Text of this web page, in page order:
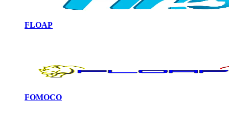
FLOAP
FOMOCO